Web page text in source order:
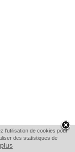
l'utilisation de cookies pour
des statistiques de